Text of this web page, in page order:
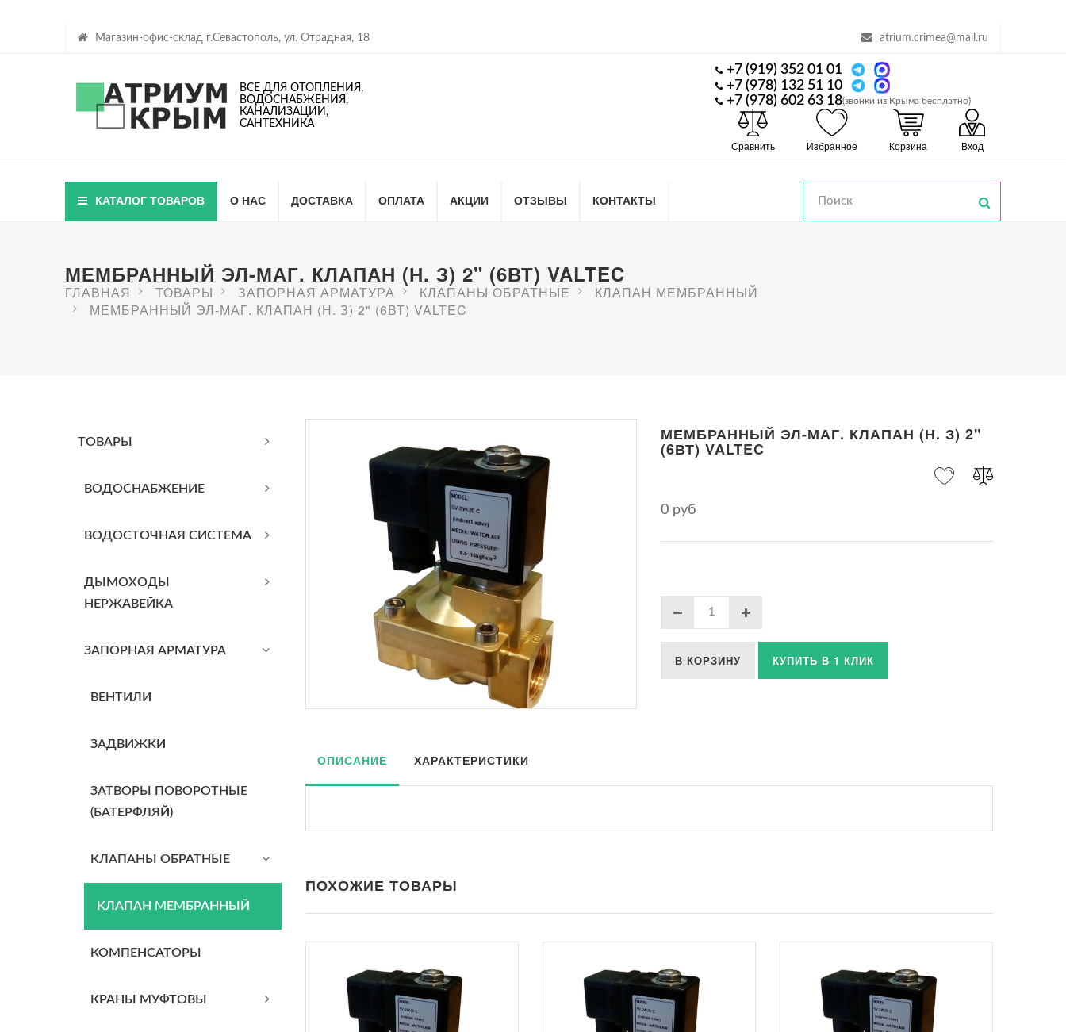
Магазин-офис-склад г.Севастополь, ул. Отрадная, 18 atrium.crimea@mail.ru
ВСЕ ДЛЯ ОТОПЛЕНИЯ,
ВОДОСНАБЖЕНИЯ,
КАНАЛИЗАЦИИ,
САНТЕХНИКА
+7 (919) 352 01 01
+7 (978) 132 51 10
+7 (978) 602 63 18(звонки из Крыма бесплатно)
Сравнить Избранное Корзина Вход
КАТАЛОГ ТОВАРОВ О НАС ДОСТАВКА ОПЛАТА АКЦИИ ОТЗЫВЫ КОНТАКТЫ
МЕМБРАННЫЙ ЭЛ-МАГ. КЛАПАН (Н. З) 2" (6ВТ) VALTEC
ГЛАВНАЯ ТОВАРЫ ЗАПОРНАЯ АРМАТУРА КЛАПАНЫ ОБРАТНЫЕ
КЛАПАН МЕМБРАННЫЙ
МЕМБРАННЫЙ ЭЛ-МАГ. КЛАПАН (Н. З) 2" (6ВТ) VALTEC
ТОВАРЫ
BОДОСНАБЖЕНИЕ
ВОДОСТОЧНАЯ СИСТЕМА
ДЫМОХОДЫ
НЕРЖАВЕЙКА
ЗАПОРНАЯ АРМАТУРА
ВЕНТИЛИ
ЗАДВИЖКИ
ЗАТВОРЫ ПОВОРОТНЫЕ
(БАТЕРФЛЯЙ)
КЛАПАНЫ ОБРАТНЫЕ
КЛАПАН МЕМБРАННЫЙ
КОМПЕНСАТОРЫ
КРАНЫ МУФТОВЫ
МЕМБРАННЫЙ ЭЛ-МАГ. КЛАПАН (Н. З) 2"
(6ВТ) VALTEC
0 руб
В КОРЗИНУ КУПИТЬ В 1 КЛИК
ОПИСАНИЕ ХАРАКТЕРИСТИКИ
ПОХОЖИЕ ТОВАРЫ